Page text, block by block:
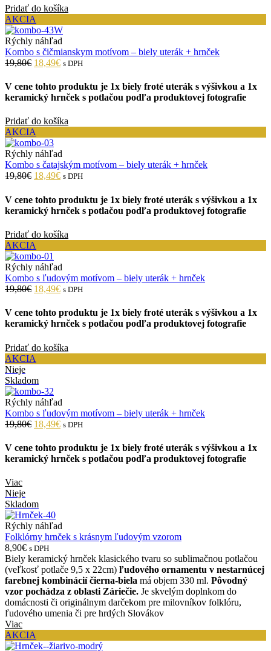
Pridať do košíka
AKCIA
Rýchly náhľad
Kombo s čičmianskym motívom – biely uterák + hrnček
19,80€ 18,49€ s DPH
V cene tohto produktu je 1x biely froté uterák s výšivkou a 1x
keramický hrnček s potlačou podľa produktovej fotografie
Pridať do košíka
AKCIA
Rýchly náhľad
Kombo s čatajským motívom – biely uterák + hrnček
19,80€ 18,49€ s DPH
V cene tohto produktu je 1x biely froté uterák s výšivkou a 1x
keramický hrnček s potlačou podľa produktovej fotografie
Pridať do košíka
AKCIA
Rýchly náhľad
Kombo s ľudovým motívom – biely uterák + hrnček
19,80€ 18,49€ s DPH
V cene tohto produktu je 1x biely froté uterák s výšivkou a 1x
keramický hrnček s potlačou podľa produktovej fotografie
Pridať do košíka
AKCIA
Nieje
Skladom
Rýchly náhľad
Kombo s ľudovým motívom – biely uterák + hrnček
19,80€ 18,49€ s DPH
V cene tohto produktu je 1x biely froté uterák s výšivkou a 1x
keramický hrnček s potlačou podľa produktovej fotografie
Viac
Nieje
Skladom
Rýchly náhľad
Folklórny hrnček s krásnym ľudovým vzorom
8,90€ s DPH
Biely keramický hrnček klasického tvaru so sublimačnou potlačou
(veľkosť potlače 9,5 x 22cm) ľudového ornamentu v nestarnúcej
farebnej kombinácií čierna-biela má objem 330 ml. Pôvodný
vzor pochádza z oblasti Záriečie. Je skvelým doplnkom do
domácnosti či originálnym darčekom pre milovníkov folklóru,
ľudového umenia či pre hrdých Slovákov
Viac
AKCIA